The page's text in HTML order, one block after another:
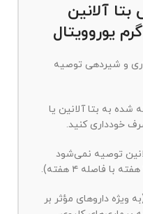
آلانین
و شیردهی توصیه
به بتا آلانین یا
خودداری کنید.
توصیه نمی‌شود
داروهای مؤثر بر